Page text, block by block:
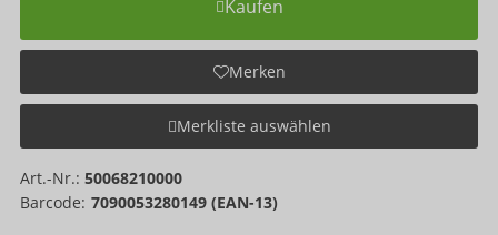
Kaufen
Merken
Merkliste auswählen
Art.-Nr.: 50068210000
Barcode: 7090053280149 (EAN-13)